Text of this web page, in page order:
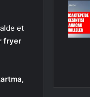
et
fryer